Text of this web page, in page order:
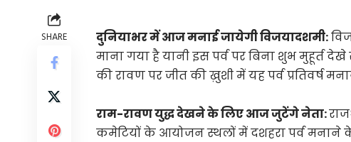
SHARE दुनियाभर में आज मनाई जायेगी विजयादशमी:
माना गया है यानी इस पर्व पर बिना शुभ मुहूर्त
की रावण पर जीत की ख़ुशी में यह पर्व प्रतिवर्ष
राम-रावण युद्ध देखने के लिए आज जुटेंगे नेता:
कमेटियों के आयोजन स्थलों में दशहरा पर्व मनाने के